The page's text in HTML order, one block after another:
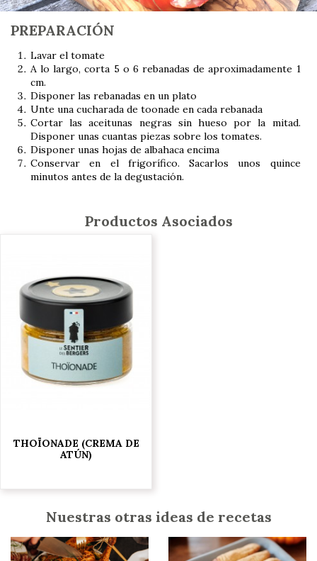
PREPARACIÓN
Lavar el tomate
A lo largo, corta 5 o 6 rebanadas de aproximadamente 1
cm.
Disponer las rebanadas en un plato
Unte una cucharada de toonade en cada rebanada
Cortar las aceitunas negras sin hueso por la mitad.
Disponer unas cuantas piezas sobre los tomates.
Disponer unas hojas de albahaca encima
Conservar en el frigorífico. Sacarlos unos quince
minutos antes de la degustación.
Productos Asociados
THOÏONADE (CREMA DE
ATÚN)
Nuestras otras ideas de recetas